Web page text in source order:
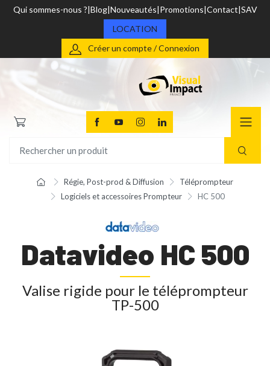
Qui sommes-nous ? Blog Nouveautés Promotions Contact SAV
LOCATION
Créer un compte / Connexion
Régie, Post-prod & Diffusion
Téléprompteur
Logiciels et accessoires Prompteur
HC 500
Datavideo HC 500
Valise rigide pour le téléprompteur
TP-500